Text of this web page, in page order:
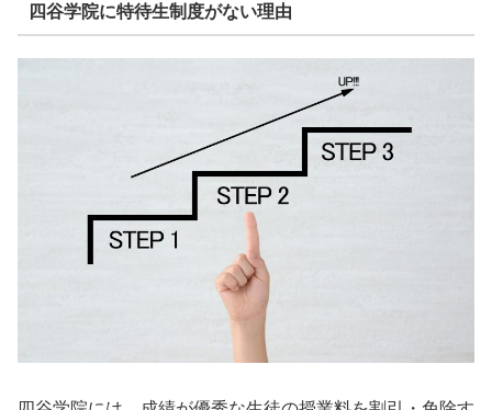
四谷学院に特待生制度がない理由